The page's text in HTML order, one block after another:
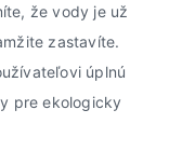
že vody je už
zastavíte.
úplnú
pre ekologicky